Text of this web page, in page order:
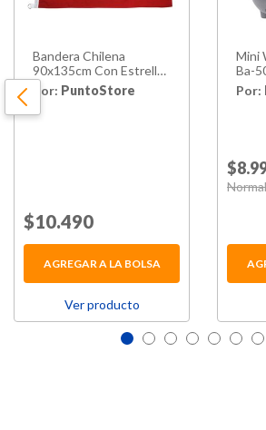
Bandera Chilena
90x135cm Con Estrella
Bordada - Ps
Por: PuntoStore
Price reduced from
$10.490
AGREGAR A LA BOLSA
Ver producto
Mini
Ba-
Por:
Price